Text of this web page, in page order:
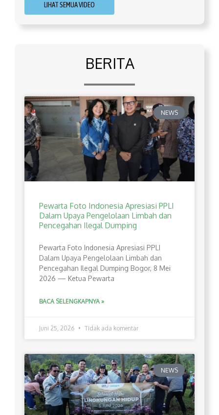
LIHAT SEMUA VIDEO
BERITA
NEWS
Pewarta Foto Indonesia Apresiasi PPLI
Dalam Upaya Pengelolaan Limbah dan
Pencegahan Ilegal Dumping
Pewarta Foto Indonesia Apresiasi PPLI
Dalam Upaya Pengelolaan Limbah dan
Pencegahan Ilegal Dumping Bogor, 8 Mei
2026 — Ketua Pewarta
BACA SELENGKAPNYA »
Juni 25, 2026 Tidak ada komentar
NEWS